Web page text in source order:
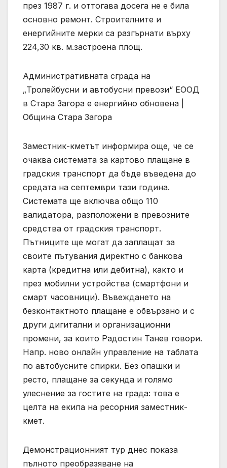
през 1987 г. и оттогава досега не е била
основно ремонт. Строителните и
енергийните мерки са разгърнати върху
224,30 кв. м.застроена площ.
Административната сграда на
„Тролейбусни и автобусни превози“ ЕООД
в Стара Загора е енергийно обновена |
Община Стара Загора
Заместник-кметът информира още, че се
очаква системата за картово плащане в
градския транспорт да бъде въведена до
средата на септември тази година.
Системата ще включва общо 110
валидатора, разположени в превозните
средства от градския транспорт.
Пътниците ще могат да заплащат за
своите пътувания директно с банкова
карта (кредитна или дебитна), както и
през мобилни устройства (смартфони и
смарт часовници). Въвеждането на
безконтактното плащане е обвързано и с
други дигитални и организационни
промени, за които Радостин Танев говори.
Напр. ново онлайн управление на таблата
по автобусните спирки. Без опашки и
ресто, плащане за секунда и голямо
улеснение за гостите на града: това е
целта на екипа на ресорния заместник-
кмет.
Демонстрационният тур днес показа
пълното преобразяване на